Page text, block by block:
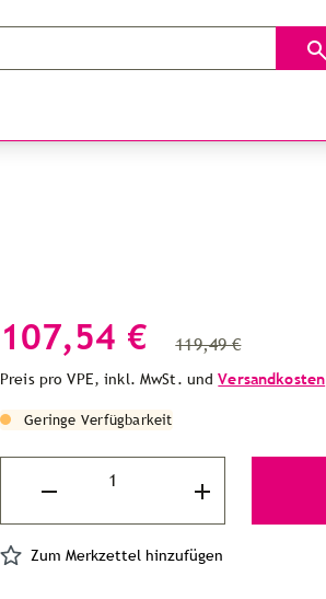
107,54 € 119,49 €
Preis pro VPE, inkl. MwSt. undVersandkosten
Geringe Verfügbarkeit
Zum Merkzettel hinzufügen